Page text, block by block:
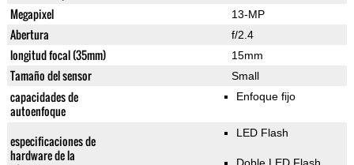
Megapixel 13-MP
Abertura f/2.4
longitud focal (35mm) 15mm
Tamaño del sensor Small
capacidades de
autoenfoque
Enfoque fijo
especificaciones de
hardware de la
LED Flash